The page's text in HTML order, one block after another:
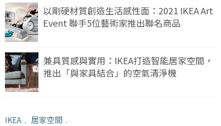
以剛硬材質創造生活感性面：2021 IKEA Art
Event 聯手5位藝術家推出聯名商品
兼具質感與實用：IKEA打造智能居家空間，
推出「與家具結合」的空氣清淨機
IKEA ﹒ 居家空間 ﹒